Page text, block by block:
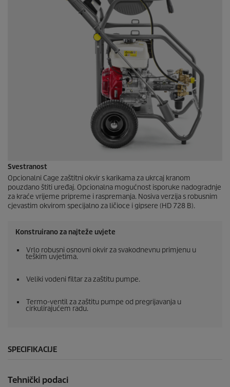
Svestranost
Opcionalni Cage zaštitni okvir s karikama za ukrcaj kranom
pouzdano štiti uređaj. Opcionalna mogućnost isporuke nadogradnje
za kraće vrijeme pripreme i raspremanja. Nosiva verzija s robusnim
cjevastim okvirom specijalno za ličioce i gipsere (HD 728 B).
Konstruirano za najteže uvjete
Vrlo robusni osnovni okvir za svakodnevnu primjenu u
teškim uvjetima.
Veliki vodeni filtar za zaštitu pumpe.
Termo-ventil za zaštitu pumpe od pregrijavanja u
cirkulirajućem radu.
SPECIFIKACIJE
Tehnički podaci